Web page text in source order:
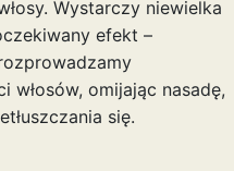
Wystarczy niewielka
efekt –
włosów, omijając nasadę,
się.